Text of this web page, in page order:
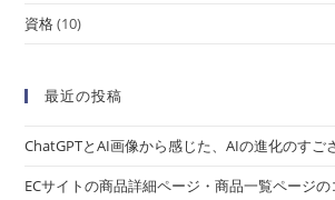
資格(10)
最近の投稿
ChatGPTとAI画像から感じた、AIの進化のすご
ECサイトの商品詳細ページ・商品一覧ページ